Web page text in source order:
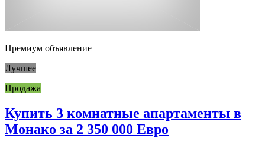
Премиум объявление
Лучшее
Продажа
Купить 3 комнатные апартаменты в
Монако за 2 350 000 Евро